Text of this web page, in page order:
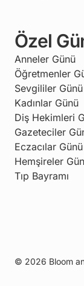
Özel
Anneler Günü
Öğretmenler
Sevgililer Günü
Kadınlar Günü
Diş Hekimleri
Gazeteciler
Eczacılar Günü
Hemşireler
Tıp Bayramı
© 2026 Bloom